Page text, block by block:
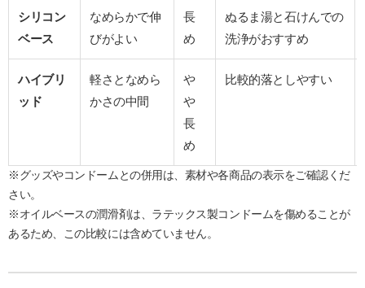
シリコン
ベース
なめらかで伸
びがよい
長
め
ぬるま湯と石けんでの
洗浄がおすすめ
ハイブリ
ッド
軽さとなめら
かさの中間
や
や
長
め
比較的落としやすい
※グッズやコンドームとの併用は、素材や各商品の表示をご確認くだ
さい。
※オイルベースの潤滑剤は、ラテックス製コンドームを傷めることが
あるため、この比較には含めていません。